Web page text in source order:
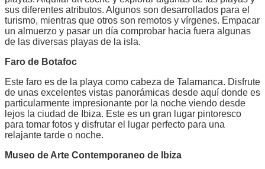
sus diferentes atributos. Algunos son desarrollados para el
turismo, mientras que otros son remotos y vírgenes. Empacar
un almuerzo y pasar un día comprobar hacia fuera algunas
de las diversas playas de la isla.
Faro de Botafoc
Este faro es de la playa como cabeza de Talamanca. Disfrute
de unas excelentes vistas panorámicas desde aquí donde es
particularmente impresionante por la noche viendo desde
lejos la ciudad de Ibiza. Este es un gran lugar pintoresco
para tomar fotos y disfrutar el lugar perfecto para una
relajante tarde o noche.
Museo de Arte Contemporaneo de Ibiza